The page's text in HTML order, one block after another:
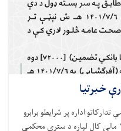
خبرتیا
ېتدارکاتو ادارهپرشرایطوبرابرو
ماليکاللپاره د سترې محکمې